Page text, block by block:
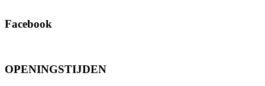
Facebook
OPENINGSTIJDEN